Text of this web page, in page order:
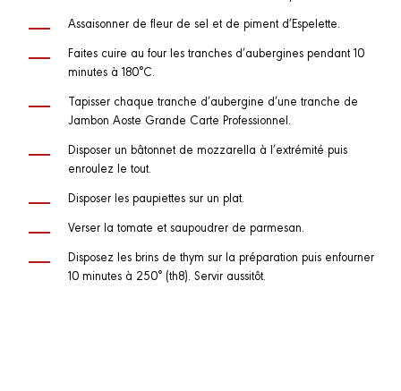
Assaisonner de fleur de sel et de piment d’Espelette.
Faites cuire au four les tranches d’aubergines pendant 10
minutes à 180°C.
Tapisser chaque tranche d’aubergine d’une tranche de
Jambon Aoste Grande Carte Professionnel.
Disposer un bâtonnet de mozzarella à l’extrémité puis
enroulez le tout.
Disposer les paupiettes sur un plat.
Verser la tomate et saupoudrer de parmesan.
Disposez les brins de thym sur la préparation puis enfourner
10 minutes à 250° (th8). Servir aussitôt.